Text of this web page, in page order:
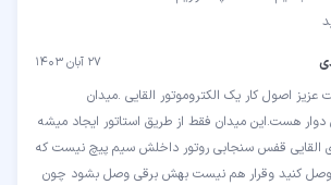
۲۷ آبان ۱۴۰۳
اصول کار یک الکتروموتور القایی .میدان
هست.این میدان فقط از طریق استاتور ایجاد میشه
القایی قفس سنجابی روتور داخلش سیم پیچ نیست که
کنید وقرار هم نیست بهش برقی وصل بشود چون